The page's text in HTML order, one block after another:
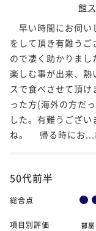
館
早い時間にお伺い
をして頂き有難う
ので凄く助かりまし
楽しむ事が出来、熱
スで食べさせて頂
った方(海外の方だ
した。有難うござ
ね。 帰る時にお...
50代前半
総合点
項目別評価 部屋